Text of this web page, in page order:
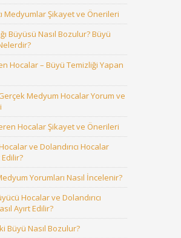
Medyumlar Şikayet ve Önerileri
Büyüsü Nasıl Bozulur? Büyü
Hocalar – Büyü Temizliği Yapan
Medyum Hocalar Yorum ve
Hocalar Şikayet ve Önerileri
ve Dolandırıcı Hocalar
Edilir?
Yorumları Nasıl İncelenir?
Hocalar ve Dolandırıcı
Ayırt Edilir?
Büyü Nasıl Bozulur?